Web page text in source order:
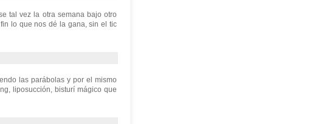
tal vez la otra semana bajo otro
lo que nos dé la gana, sin el tic
las parábolas y por el mismo
liposucción, bisturí mágico que